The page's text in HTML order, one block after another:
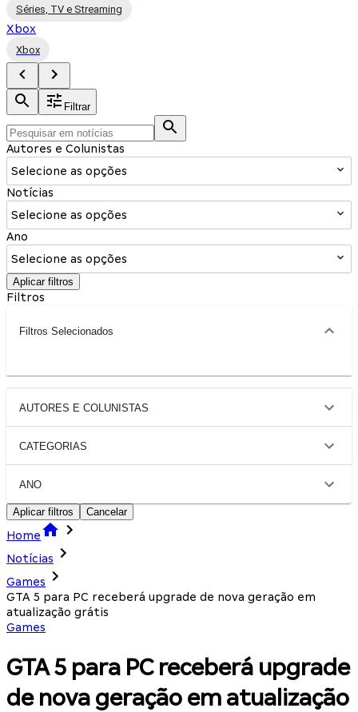
Séries, TV e Streaming
Xbox
Xbox
Filtrar
Autores e Colunistas
Selecione as opções
Notícias
Selecione as opções
Ano
Selecione as opções
Aplicar filtros
Filtros
Filtros Selecionados
AUTORES E COLUNISTAS
CATEGORIAS
ANO
Aplicar filtros Cancelar
Home
Notícias
Games
GTA 5 para PC receberá upgrade de nova geração em
atualização grátis
Games
GTA 5 para PC receberá upgrade
de nova geração em atualização